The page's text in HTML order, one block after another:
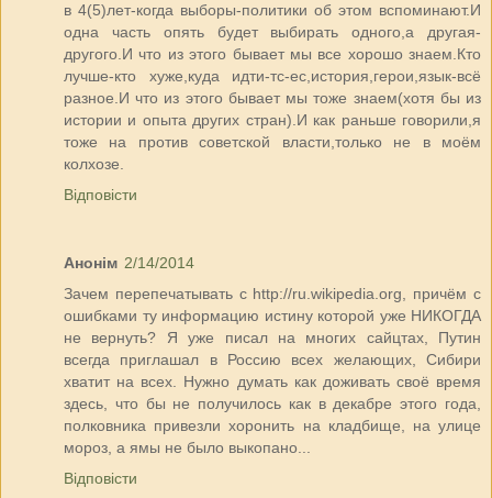
в 4(5)лет-когда выборы-политики об этом вспоминают.И
одна часть опять будет выбирать одного,а другая-
другого.И что из этого бывает мы все хорошо знаем.Кто
лучше-кто хуже,куда идти-тс-ес,история,герои,язык-всё
разное.И что из этого бывает мы тоже знаем(хотя бы из
истории и опыта других стран).И как раньше говорили,я
тоже на против советской власти,только не в моём
колхозе.
Відповісти
Анонім 2/14/2014
Зачем перепечатывать с http://ru.wikipedia.org, причём с
ошибками ту информацию истину которой уже НИКОГДА
не вернуть? Я уже писал на многих сайцтах, Путин
всегда приглашал в Россию всех желающих, Сибири
хватит на всех. Нужно думать как доживать своё время
здесь, что бы не получилось как в декабре этого года,
полковника привезли хоронить на кладбище, на улице
мороз, а ямы не было выкопано...
Відповісти